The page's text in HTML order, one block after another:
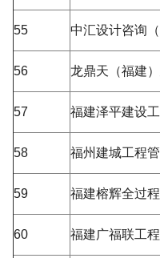
55 中汇设计咨询
56 龙鼎天（福建
57 福建泽平建设
58 福州建城工程
59 福建榕辉全过
60 福建广福联工